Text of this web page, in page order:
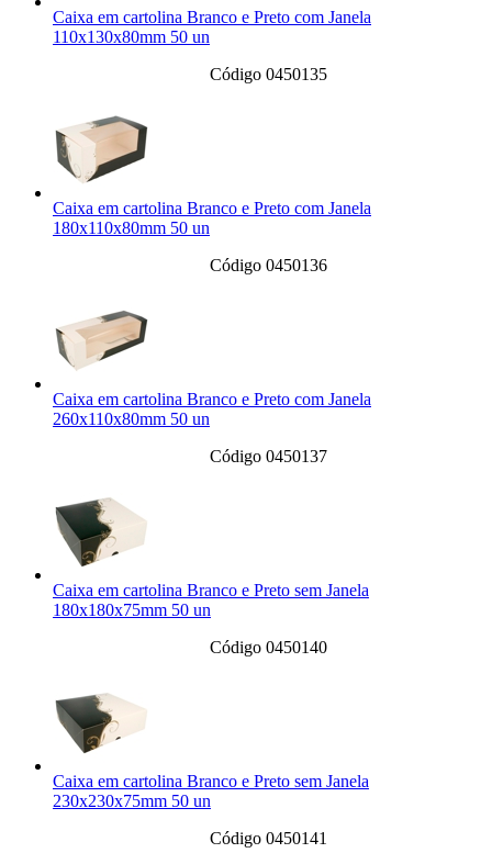
Caixa em cartolina Branco e Preto com Janela
110x130x80mm 50 un
Código 0450135
Caixa em cartolina Branco e Preto com Janela
180x110x80mm 50 un
Código 0450136
Caixa em cartolina Branco e Preto com Janela
260x110x80mm 50 un
Código 0450137
Caixa em cartolina Branco e Preto sem Janela
180x180x75mm 50 un
Código 0450140
Caixa em cartolina Branco e Preto sem Janela
230x230x75mm 50 un
Código 0450141